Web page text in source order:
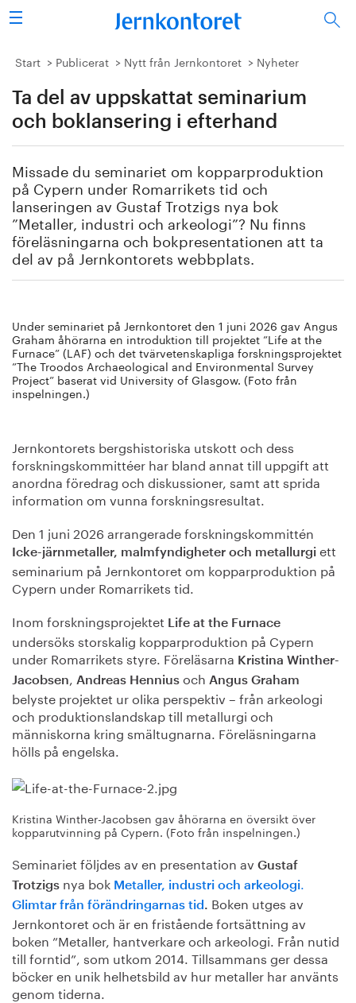
Sök
Stålindustrin
Vision 2050
Energi/miljö
Vi tycker
Publicerat
Om oss
Start Publicerat Nytt från Jernkontoret Nyheter
Ta del av uppskattat seminarium
och boklansering i efterhand
Missade du seminariet om kopparproduktion
på Cypern under Romarrikets tid och
lanseringen av Gustaf Trotzigs nya bok
”Metaller, industri och arkeologi”? Nu finns
föreläsningarna och bokpresentationen att ta
del av på Jernkontorets webbplats.
Under seminariet på Jernkontoret den 1 juni 2026 gav Angus
Graham åhörarna en introduktion till projektet ”Life at the
Furnace” (LAF) och det tvärvetenskapliga forskningsprojektet
”The Troodos Archaeological and Environmental Survey
Project” baserat vid University of Glasgow. (Foto från
inspelningen.)
Jernkontorets bergshistoriska utskott och dess
forskningskommittéer har bland annat till uppgift att
anordna föredrag och diskussioner, samt att sprida
information om vunna forskningsresultat.
Den 1 juni 2026 arrangerade forskningskommittén
Icke-järnmetaller, malmfyndigheter och metallurgi ett
seminarium på Jernkontoret om kopparproduktion på
Cypern under Romarrikets tid.
Inom forskningsprojektet
Life at the Furnace
undersöks storskalig kopparproduktion på Cypern
under Romarrikets styre. Föreläsarna Kristina Winther-
Jacobsen, Andreas Hennius och Angus Graham
belyste projektet ur olika perspektiv – från arkeologi
och produktionslandskap till metallurgi och
människorna kring smältugnarna. Föreläsningarna
hölls på engelska.
Kristina Winther-Jacobsen gav åhörarna en översikt över
kopparutvinning på Cypern. (Foto från inspelningen.)
Seminariet följdes av en presentation av Gustaf
Trotzigs nya bok Metaller, industri och arkeologi
Glimtar från förändringarnas tid . Boken utges av
Jernkontoret och är en fristående fortsättning av
boken ”Metaller, hantverkare och arkeologi. Från nutid
till forntid”, som utkom 2014. Tillsammans ger dessa
böcker en unik helhetsbild av hur metaller har använts
genom tiderna.